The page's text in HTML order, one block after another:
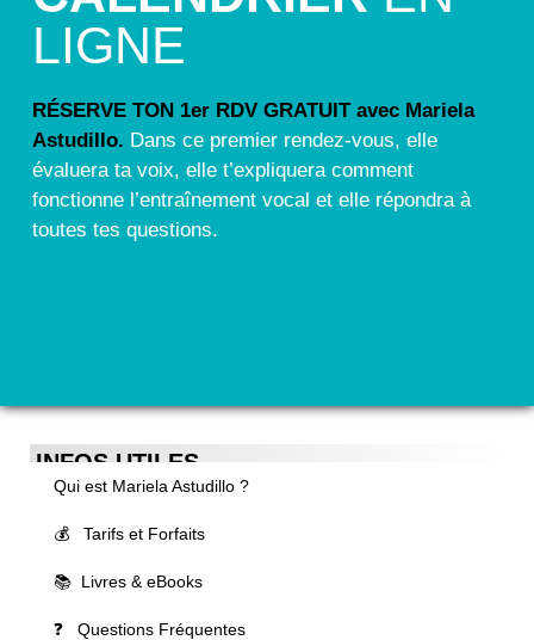
LIGNE
RÉSERVE TON 1er RDV GRATUIT avec Mariela
Astudillo. Dans ce premier rendez-vous, elle
évaluera ta voix, elle t’expliquera comment
fonctionne l’entraînement vocal et elle répondra à
toutes tes questions.
INFOS UTILES
Qui est Mariela Astudillo ?
💰 Tarifs et Forfaits
📚 Livres & eBooks
❓ Questions Fréquentes